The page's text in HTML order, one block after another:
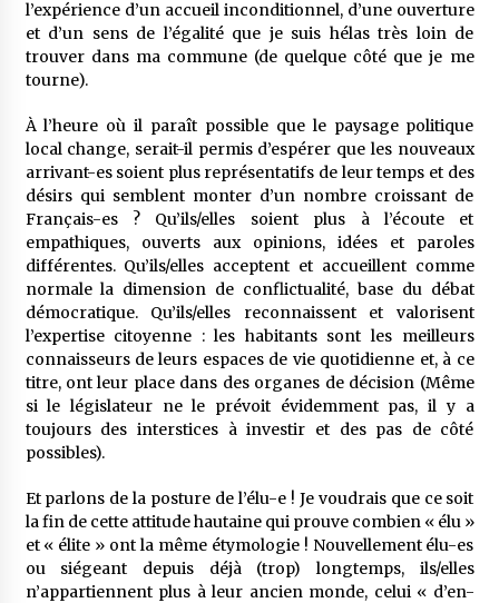
l’expérience d’un accueil inconditionnel, d’une ouverture
et d’un sens de l’égalité que je suis hélas très loin de
trouver dans ma commune (de quelque côté que je me
tourne).
À l’heure où il paraît possible que le paysage politique
local change, serait-il permis d’espérer que les nouveaux
arrivant-es soient plus représentatifs de leur temps et des
désirs qui semblent monter d’un nombre croissant de
Français-es ? Qu’ils/elles soient plus à l’écoute et
empathiques, ouverts aux opinions, idées et paroles
différentes. Qu’ils/elles acceptent et accueillent comme
normale la dimension de conflictualité, base du débat
démocratique. Qu’ils/elles reconnaissent et valorisent
l’expertise citoyenne : les habitants sont les meilleurs
connaisseurs de leurs espaces de vie quotidienne et, à ce
titre, ont leur place dans des organes de décision (Même
si le législateur ne le prévoit évidemment pas, il y a
toujours des interstices à investir et des pas de côté
possibles).
Et parlons de la posture de l’élu-e ! Je voudrais que ce soit
la fin de cette attitude hautaine qui prouve combien « élu »
et « élite » ont la même étymologie ! Nouvellement élu-es
ou siégeant depuis déjà (trop) longtemps, ils/elles
n’appartiennent plus à leur ancien monde, celui « d’en-